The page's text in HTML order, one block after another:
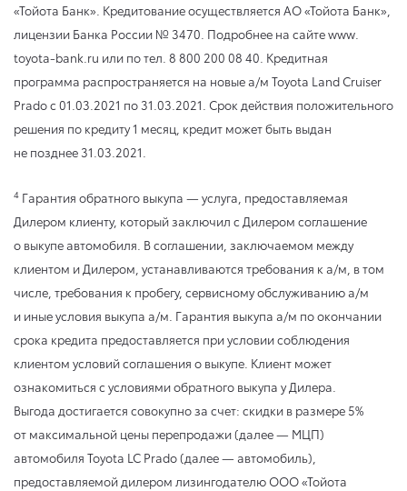
«Тойота Банк». Кредитование осуществляется АО «Тойота Банк»,
лицензии Банка России № 3470. Подробнее на сайте www.
toyota-bank.ru или по тел. 8 800 200 08 40. Кредитная
программа распространяется на новые а/м Toyota Land Cruiser
Pradoс 01.03.2021 по 31.03.2021 . Срок действия положительного
решения по кредиту 1 месяц, кредит может быть выдан
не позднее 31.03.2021.
4 Гарантия обратного выкупа — услуга, предоставляемая
Дилером клиенту, который заключил с Дилером соглашение
о выкупе автомобиля. В соглашении, заключаемом между
клиентом и Дилером, устанавливаются требования к а/м, в том
числе, требования к пробегу, сервисному обслуживанию а/м
и иные условия выкупа а/м. Гарантия выкупа а/м по окончании
срока кредита предоставляется при условии соблюдения
клиентом условий соглашения о выкупе. Клиент может
ознакомиться с условиями обратного выкупа у Дилера.
Выгода достигается совокупно за счет: скидки в размере 5%
от максимальной цены перепродажи (далее — МЦП)
автомобиля Toyota LC Prado (далее — автомобиль),
предоставляемой дилером лизингодателю ООО «Тойота